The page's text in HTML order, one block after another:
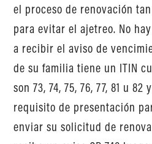
el proceso de renovación
para evitar el ajetreo. No
a recibir el aviso de
de su familia tiene un ITIN
son 73, 74, 75, 76, 77, 81 u
requisito de presentación
enviar su solicitud de